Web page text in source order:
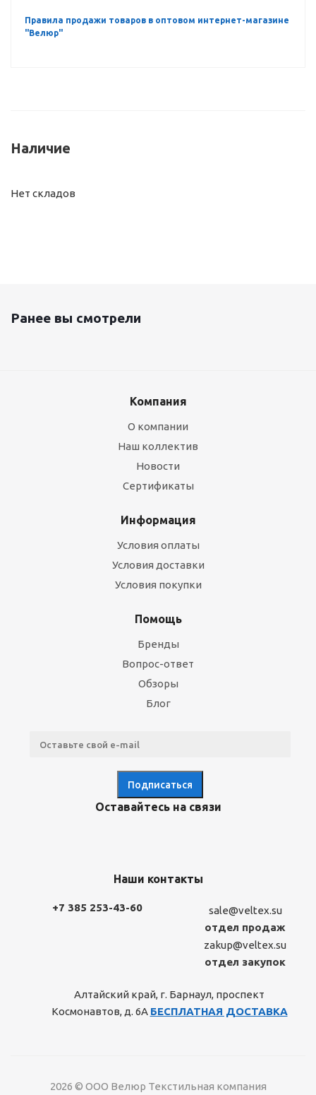
Правила продажи товаров в оптовом интернет-магазине
"Велюр"
Наличие
Нет складов
Ранее вы смотрели
Компания
О компании
Наш коллектив
Новости
Сертификаты
Информация
Условия оплаты
Условия доставки
Условия покупки
Помощь
Бренды
Вопрос-ответ
Обзоры
Блог
Оставайтесь на связи
Наши контакты
+7 385 253-43-60
sale@veltex.su
отдел продаж
zakup@veltex.su
отдел закупок
Алтайский край, г. Барнаул, проспект
Космонавтов, д. 6А БЕСПЛАТНАЯ ДОСТАВКА
2026 © ООО Велюр Текстильная компания